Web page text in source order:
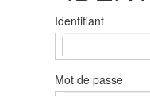
Identifiant
Mot de passe